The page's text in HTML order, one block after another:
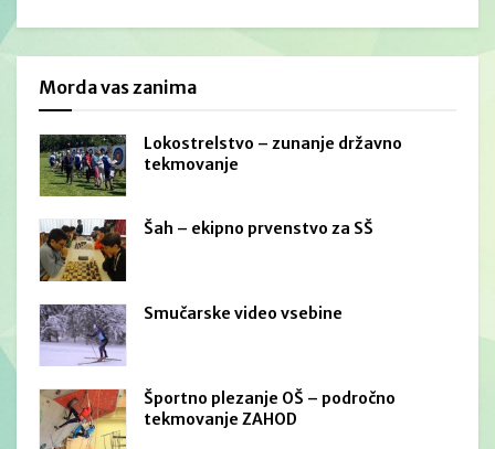
Morda vas zanima
Lokostrelstvo – zunanje državno
tekmovanje
Šah – ekipno prvenstvo za SŠ
Smučarske video vsebine
Športno plezanje OŠ – področno
tekmovanje ZAHOD